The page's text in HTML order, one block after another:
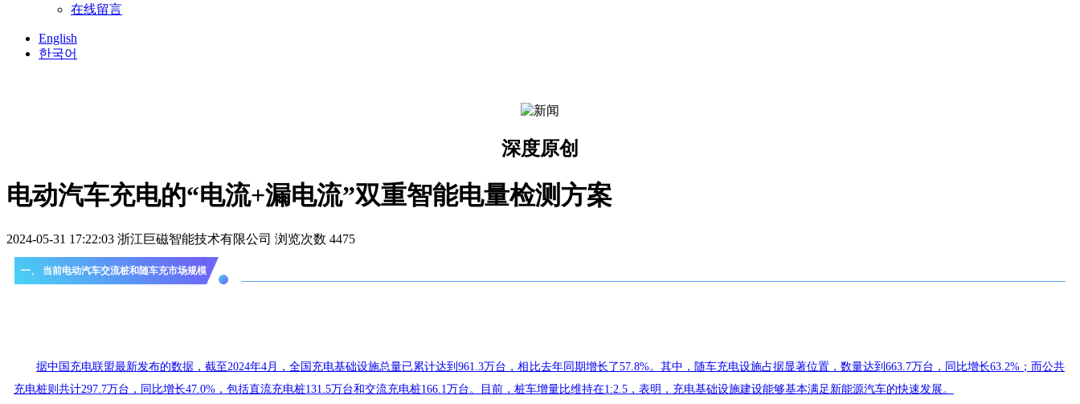
在线留言
English
한국어
深度原创
电动汽车充电的“电流+漏电流”双重智能电量检测方案
2024-05-31 17:22:03 浙江巨磁智能技术有限公司 浏览次数 4475
一、 当前电动汽车交流桩和随车充市场规模
据中国充电联盟最新发布的数据，截至2024年4月，全国充电基础设施总量已累计达到961.3万台，相比去年同期增长了57.8%。其中，随车充电设施占据显著位置，数量达到663.7万台，同比增长63.2%；而公共
充电桩则共计297.7万台，同比增长47.0%，包括直流充电桩131.5万台和交流充电桩166.1万台。目前，桩车增量比维持在1:2.5，表明，充电基础设施建设能够基本满足新能源汽车的快速发展。